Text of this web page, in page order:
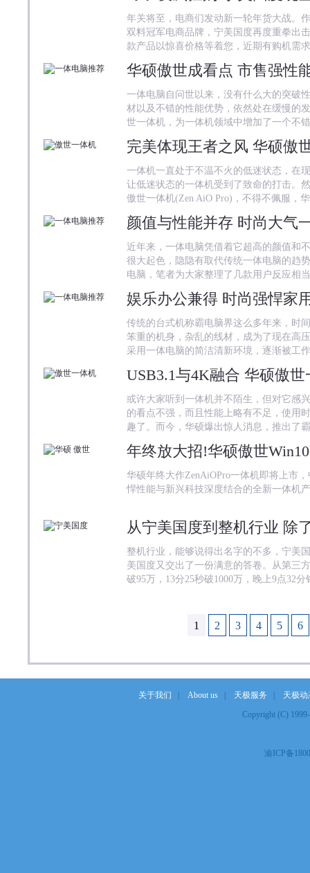
年关将至，电商们发动新一轮年货大战。
双料冠军电商品牌，宁美国度再度重拳出
款产品以惊喜价格等着您，近期有购机需
华硕傲世成看点 市售强性
一体电脑自问世以来，没有什么大的突破
材以及不错的性能优势，依然处在缓慢的
世一体机，为一体机领域中增加了一个不
完美体现王者之风 华硕傲
一体机一直处于不温不火的低迷状态，在
让低迷状态的一体机受到了致命的打击。
傲世一体机(Zen AiO Pro)，不得不佩服，
颜值与性能并存 时尚大气
近年来，一体电脑凭借着它超高的颜值和
很大起色，隐隐有取代传统一体电脑的趋
电脑，笔者为大家整理了几款用户反应相
娱乐办公兼得 时尚强悍家
传统的台式机称霸电脑界这么多年来，时
笨重的机身，杂乱的线材，成为了现在高
采用一体电脑的简洁清新环境，逐渐被工
USB3.1与4K融合 华硕傲
或许大家听到一体机并不陌生，但对它感
的看点不强，而且性能上略有不足，使用
趣了。而今，华硕爆出惊人消息，推出
年终放大招!华硕傲世
华硕年终大作ZenAiOPro一体机即将上市
悍性能与新兴科技深度结合的全新一体机
从宁美国度到整机行业 除
整机行业，能够说得出名字的不多，宁美
美国度又交出了一份满意的答卷。从第三
破95万，13分25秒破1000万，晚上9点32
1 2 3 4 5 6
关于我们 About us 天极服务
天极动
Copyright (C)
渝ICP备